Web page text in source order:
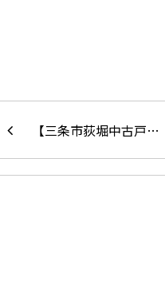
【三条市荻堀中古戸…